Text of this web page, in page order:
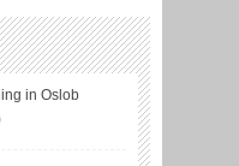
in Oslob